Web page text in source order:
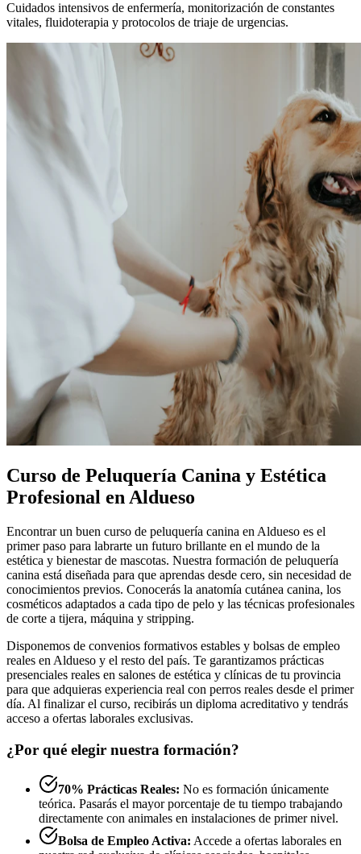
Cuidados intensivos de enfermería, monitorización de constantes
vitales, fluidoterapia y protocolos de triaje de urgencias.
Curso de Peluquería Canina y Estética
Profesional en Aldueso
Encontrar un buen curso de peluquería canina en Aldueso es el
primer paso para labrarte un futuro brillante en el mundo de la
estética y bienestar de mascotas. Nuestra formación de peluquería
canina está diseñada para que aprendas desde cero, sin necesidad de
conocimientos previos. Conocerás la anatomía cutánea canina, los
cosméticos adaptados a cada tipo de pelo y las técnicas profesionales
de corte a tijera, máquina y stripping.
Disponemos de convenios formativos estables y bolsas de empleo
reales en Aldueso y el resto del país. Te garantizamos prácticas
presenciales reales en salones de estética y clínicas de tu provincia
para que adquieras experiencia real con perros reales desde el primer
día. Al finalizar el curso, recibirás un diploma acreditativo y tendrás
acceso a ofertas laborales exclusivas.
¿Por qué elegir nuestra formación?
70% Prácticas Reales: No es formación únicamente
teórica. Pasarás el mayor porcentaje de tu tiempo trabajando
directamente con animales en instalaciones de primer nivel.
Bolsa de Empleo Activa: Accede a ofertas laborales en